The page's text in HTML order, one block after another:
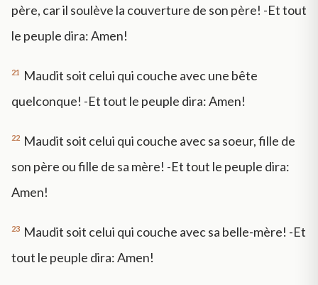
père, car il soulève la couverture de son père! -Et tout
le peuple dira: Amen!
21
Maudit soit celui qui couche avec une bête
quelconque! -Et tout le peuple dira: Amen!
22 Maudit soit celui qui couche avec sa soeur, fille de
son père ou fille de sa mère! -Et tout le peuple dira:
Amen!
23 Maudit soit celui qui couche avec sa belle-mère! -Et
tout le peuple dira: Amen!